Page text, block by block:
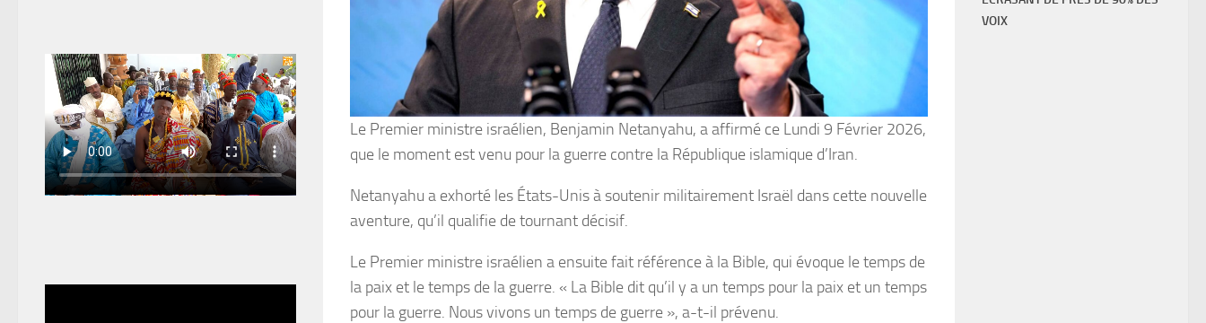
Le Premier ministre israélien, Benjamin Netanyahu, a affirmé ce Lundi 9 Février 2026,
que le moment est venu pour la guerre contre la République islamique d’Iran.
Netanyahu a exhorté les États-Unis à soutenir militairement Israël dans cette nouvelle
aventure, qu’il qualifie de tournant décisif.
Le Premier ministre israélien a ensuite fait référence à la Bible, qui évoque le temps de
la paix et le temps de la guerre. « La Bible dit qu’il y a un temps pour la paix et un temps
pour la guerre. Nous vivons un temps de guerre », a-t-il prévenu.
VOIX